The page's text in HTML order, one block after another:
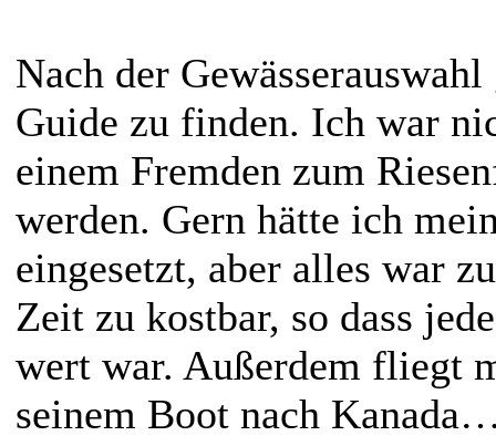
Nach der
Guide zu finden. Ich war
einem Fremden zum
werden. Gern hätte ich
eingesetzt, aber alles war
Zeit zu kostbar, so dass
wert war. Außerdem fliegt
seinem Boot nach